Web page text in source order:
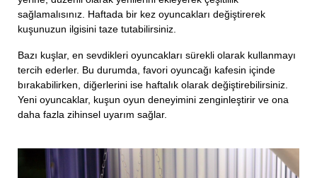
sağlamalısınız. Haftada bir kez oyuncakları değiştirerek
kuşunuzun ilgisini taze tutabilirsiniz.
Bazı kuşlar, en sevdikleri oyuncakları sürekli olarak kullanmayı
tercih ederler. Bu durumda, favori oyuncağı kafesin içinde
bırakabilirken, diğerlerini ise haftalık olarak değiştirebilirsiniz.
Yeni oyuncaklar, kuşun oyun deneyimini zenginleştirir ve ona
daha fazla zihinsel uyarım sağlar.